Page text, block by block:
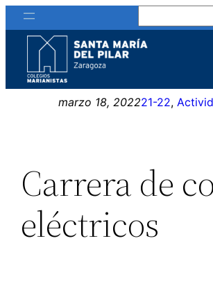
Saltar
al
contenido
marzo 18, 202221-22,
Carrera de
eléctricos